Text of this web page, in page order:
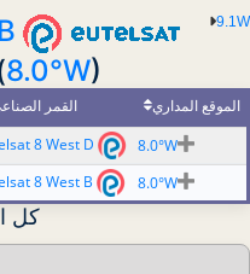
9.1W
8.0°W) باقة FEM7
الموقع المداري القمر
8.0°W
8 West D
8.0°W
8 West B
كل